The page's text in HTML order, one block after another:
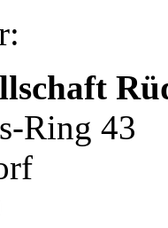
Ring 43